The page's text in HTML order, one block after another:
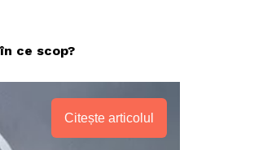
ce scop?
Citește articolul